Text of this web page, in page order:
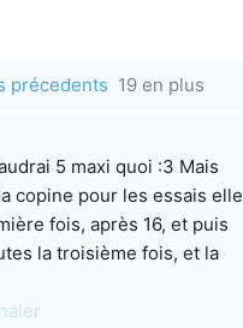
précedents 19 en plus
5 maxi quoi :3 Mais
copine pour les essais elle
fois, après 16, et puis
la troisième fois, et la